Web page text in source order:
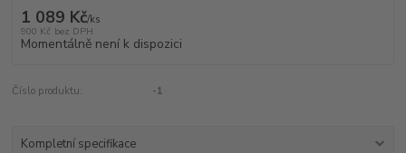
1 089 Kč/ks
900 Kč bez DPH
Momentálně není k dispozici
Číslo produktu: -1
Kompletní specifikace